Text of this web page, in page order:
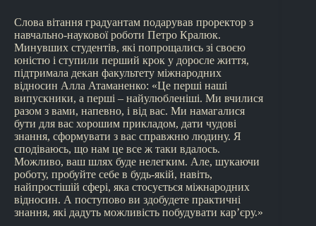
Слова вітання градуантам подарував проректор з
навчально-наукової роботи Петро Кралюк.
Минувших студентів, які попрощались зі своєю
юністю і ступили перший крок у доросле життя,
підтримала декан факультету міжнародних
відносин Алла Атаманенко: «Це перші наші
випускники, а перші – найулюбленіші. Ми вчилися
разом з вами, напевно, і від вас. Ми намагалися
бути для вас хорошим прикладом, дати чудові
знання, сформувати з вас справжню людину. Я
сподіваюсь, що нам це все ж таки вдалось.
Можливо, ваш шлях буде нелегким. Але, шукаючи
роботу, пробуйте себе в будь-якій, навіть,
найпростішій сфері, яка стосується міжнародних
відносин. А поступово ви здобудете практичні
знання, які дадуть можливість побудувати кар’єру.»